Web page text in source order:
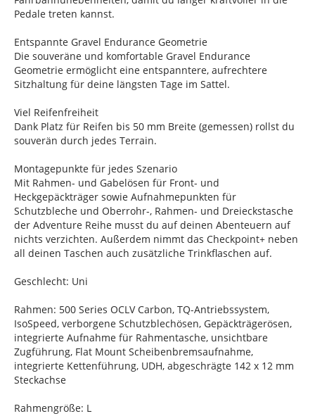
Pedale treten kannst.
Entspannte Gravel Endurance Geometrie
Die souveräne und komfortable Gravel Endurance
Geometrie ermöglicht eine entspanntere, aufrechtere
Sitzhaltung für deine längsten Tage im Sattel.
Viel Reifenfreiheit
Dank Platz für Reifen bis 50 mm Breite (gemessen) rollst du
souverän durch jedes Terrain.
Montagepunkte für jedes Szenario
Mit Rahmen- und Gabelösen für Front- und
Heckgepäckträger sowie Aufnahmepunkten für
Schutzbleche und Oberrohr-, Rahmen- und Dreieckstasche
der Adventure Reihe musst du auf deinen Abenteuern auf
nichts verzichten. Außerdem nimmt das Checkpoint+ neben
all deinen Taschen auch zusätzliche Trinkflaschen auf.
Geschlecht: Uni
Rahmen: 500 Series OCLV Carbon, TQ-Antriebssystem,
IsoSpeed, verborgene Schutzblechösen, Gepäckträgerösen,
integrierte Aufnahme für Rahmentasche, unsichtbare
Zugführung, Flat Mount Scheibenbremsaufnahme,
integrierte Kettenführung, UDH, abgeschrägte 142 x 12 mm
Steckachse
Rahmengröße: L